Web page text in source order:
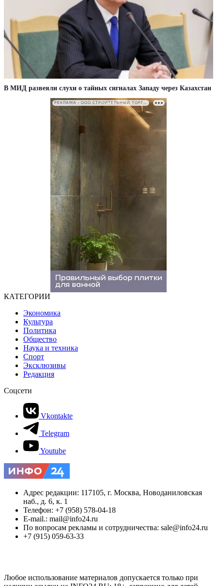
В МИД развеяли слухи о тайных сигналах Западу через Казахстан
РЕКЛАМА • ООО СТРОИТЕЛЬНЫЙ ТОРГОВЫЙ ДОМ «ПЕТРОВИЧ». ИНН: 7802348846
КАТЕГОРИИ
Экономика
Культура
Политика
Общество
Наука и техника
Спорт
Эксклюзивы
Редакция
Соцсети
Vkontakte
Telegram
Youtube
Адрес редакции: 117105, г. Москва, Новоданиловская
наб., д. 6, к. 1
Телефон: +7 (958) 578-04-18
E-mail.: mail@info24.ru
По вопросам рекламы и сотрудничества: sale@info24.ru
+7 (915) 059-63-33
Любое использование материалов допускается только при